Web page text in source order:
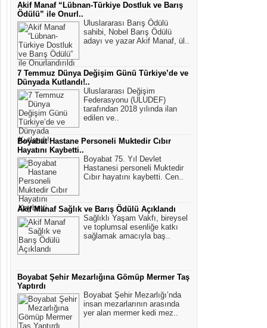
Akif Manaf “Lübnan-Türkiye Dostluk ve Barış
Ödülü” ile Onurl..
Uluslararası Barış Ödülü
sahibi, Nobel Barış Ödülü
adayı ve yazar Akif Manaf, ül..
7 Temmuz Dünya Değişim Günü Türkiye’de ve
Dünyada Kutlandı!..
Uluslararası Değişim
Federasyonu (ULUDEF)
tarafından 2018 yılında ilan
edilen ve..
Boyabat Hastane Personeli Muktedir Cıbır
Hayatını Kaybetti..
Boyabat 75. Yıl Devlet
Hastanesi personeli Muktedir
Cıbır hayatını kaybetti. Cen..
Akif Manaf Sağlık ve Barış Ödülü Açıklandı
Sağlıklı Yaşam Vakfı, bireysel
ve toplumsal esenliğe katkı
sağlamak amacıyla baş..
Boyabat Şehir Mezarlığına Gömüp Mermer Taş
Yaptırdı
Boyabat Şehir Mezarlığı’nda
insan mezarlarının arasında
yer alan mermer kedi mez..